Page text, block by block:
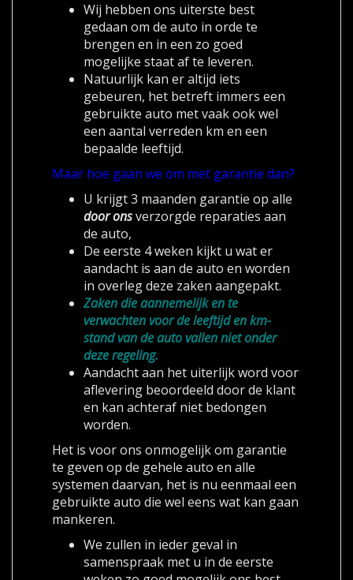
Wij hebben ons uiterste best
gedaan om de auto in orde te
brengen en in een zo goed
mogelijke staat af te leveren.
Natuurlijk kan er altijd iets
gebeuren, het betreft immers een
gebruikte auto met vaak ook wel
een aantal verreden km en een
bepaalde leeftijd.
Maar hoe gaan we om met garantie dan?
U krijgt 3 maanden garantie op alle
door onsverzorgde reparaties aan
de auto,
De eerste 4 weken kijkt u wat er
aandacht is aan de auto en worden
in overleg deze zaken aangepakt.
Zaken die aannemelijk en te
verwachten voor de leeftijd en km-
stand van de auto vallen niet onder
deze regeling.
Aandacht aan het uiterlijk word voor
aflevering beoordeeld door de klant
en kan achteraf niet bedongen
worden.
Het is voor ons onmogelijk om garantie
te geven op de gehele auto en alle
systemen daarvan, het is nu eenmaal een
gebruikte auto die wel eens wat kan gaan
mankeren.
We zullen in ieder geval in
samenspraak met u in de eerste